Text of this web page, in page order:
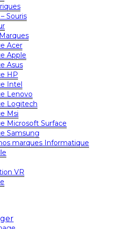
Souris
Acer
Apple
Asus
HP
Intel
Lenovo
Logitech
Msi
Microsoft Surface
Samsung
marques Informatique
VR